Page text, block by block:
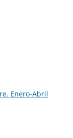
Enero-Abril